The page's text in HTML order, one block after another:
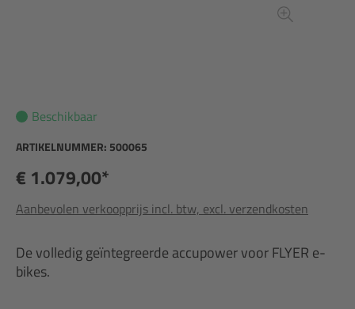
Beschikbaar
ARTIKELNUMMER: 500065
€ 1.079,00*
Aanbevolen verkoopprijs incl. btw, excl. verzendkosten
De volledig geïntegreerde accupower voor FLYER e-
bikes.